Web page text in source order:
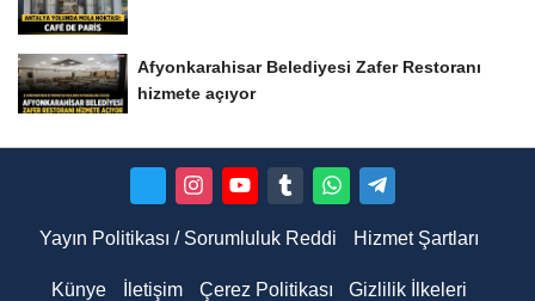
Afyonkarahisar Belediyesi Zafer Restoranı
hizmete açıyor
Yayın Politikası / Sorumluluk Reddi Hizmet Şartları
Künye İletişim Çerez Politikası Gizlilik İlkeleri